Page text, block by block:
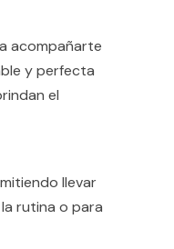
acompañarte
y perfecta
el
llevar
rutina o para